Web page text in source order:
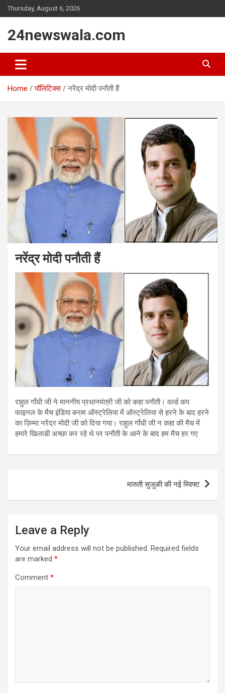
Skip
to
Thursday, August 6, 2026
24newswala.com
Home पॉलिटिक्स नरेंद्र मोदी पनौती हैं
नरेंद्र मोदी पनौती हैं
राहुल गाँधी जी ने माननीय प्रधानमंत्री जी को कहा पनौती। वर्ल्ड कप
फाइनल के मैच इंडिया बनाम ऑस्ट्रेलिया में ऑस्ट्रेलिया से हरने के बाद हरने
का ज़िम्मा नरेंद्र मोदी जी को दिया गया। राहुल गाँधी जी न कहा की मैच में
हमारे खिलाडी अच्छा कर रहे थे पर पनौती के आने के बाद हम मैच हर गए
मारुती सुजुकी की नई स्विफ्ट
Leave a Reply
Your email address will not be published. Required fields
are marked *
Comment *